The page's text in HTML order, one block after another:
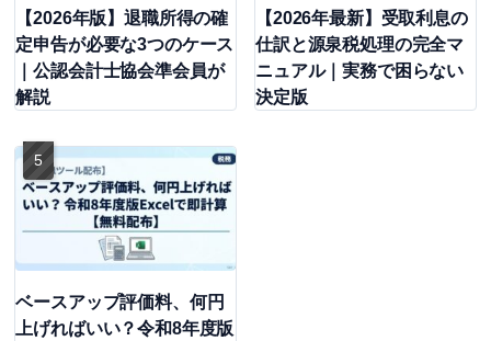
【2026年版】退職所得の確
定申告が必要な3つのケース
｜公認会計士協会準会員が
解説
【2026年最新】受取利息の
仕訳と源泉税処理の完全マ
ニュアル｜実務で困らない
決定版
ベースアップ評価料、何円
上げればいい？令和8年度版